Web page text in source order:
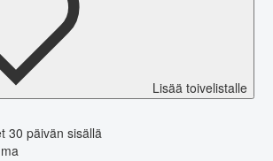
Lisää toivelistalle
30 päivän sisällä